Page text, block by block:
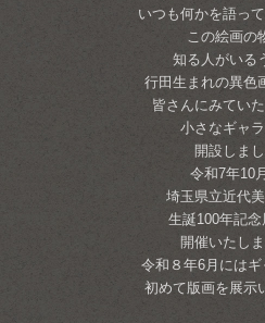
いつも何かを語って
この絵画の
知る人がいる
行田生まれの異色
皆さんにみていた
小さなギャ
開設しまし
令和7年10
埼玉県立近代
生誕100年記念
開催いたしま
令和８年6月には
初めて版画を展示